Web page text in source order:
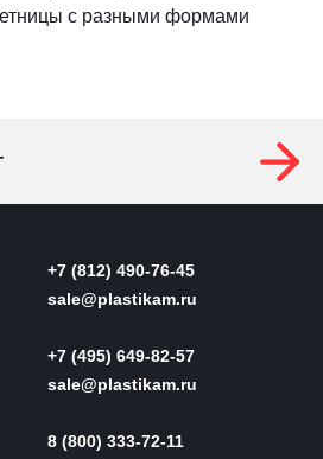
с разными формами
+7 (812) 490-76-45
sale@plastikam.ru
+7 (495) 649-82-57
sale@plastikam.ru
8 (800) 333-72-11